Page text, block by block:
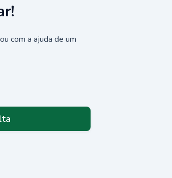
com a ajuda de um